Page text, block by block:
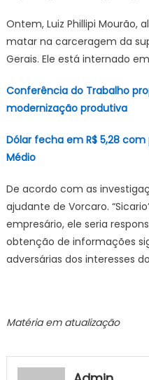
Ontem, Luiz Phillipi Mourão,
matar na carceragem da
Gerais. Ele está internado
Conferência do Trabalho
modernização produtiva
Dólar fecha em R$ 5,28
Médio
De acordo com as
ajudante de Vorcaro.
empresário, ele seria
obtenção de informações
adversárias dos interesses
Matéria em atualização